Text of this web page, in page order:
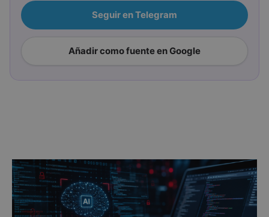
Seguir en Telegram
Añadir como fuente en Google